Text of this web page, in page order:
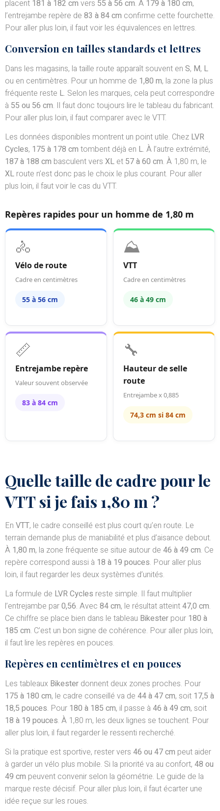
placent 181 à 182 cm vers 55 à 56 cm. À 179 à 180 cm,
l’entrejambe repère de 83 à 84 cm confirme cette fourchette.
Pour aller plus loin, il faut voir les équivalences en lettres.
Conversion en tailles standards et lettres
Dans les magasins, la taille route apparaît souvent en S, M, L
ou en centimètres. Pour un homme de 1,80 m, la zone la plus
fréquente reste L. Selon les marques, cela peut correspondre
à 55 ou 56 cm. Il faut donc toujours lire le tableau du fabricant.
Pour aller plus loin, il faut comparer avec le VTT.
Les données disponibles montrent un point utile. Chez LVR
Cycles, 175 à 178 cm tombent déjà en L. À l’autre extrémité,
187 à 188 cm basculent vers XL et 57 à 60 cm. À 1,80 m, le
XL route n’est donc pas le choix le plus courant. Pour aller
plus loin, il faut voir le cas du VTT.
Repères rapides pour un homme de 1,80 m
🚴
Vélo de route
Cadre en centimètres
55 à 56 cm
⛰️
VTT
Cadre en centimètres
46 à 49 cm
📏
Entrejambe repère
Valeur souvent observée
83 à 84 cm
🔧
Hauteur de selle
route
Entrejambe x 0,885
74,3 cm si 84 cm
Quelle taille de cadre pour le
VTT si je fais 1,80 m ?
En VTT, le cadre conseillé est plus court qu’en route. Le
terrain demande plus de maniabilité et plus d’aisance debout.
À 1,80 m, la zone fréquente se situe autour de 46 à 49 cm. Ce
repère correspond aussi à 18 à 19 pouces. Pour aller plus
loin, il faut regarder les deux systèmes d’unités.
La formule de LVR Cycles reste simple. Il faut multiplier
l’entrejambe par0,56. Avec 84 cm, le résultat atteint47,0 cm.
Ce chiffre se place bien dans le tableau Bikester pour 180 à
185 cm. C’est un bon signe de cohérence. Pour aller plus loin,
il faut lire les repères en pouces.
Repères en centimètres et en pouces
Les tableaux Bikester donnent deux zones proches. Pour
175 à 180 cm, le cadre conseillé va de 44 à 47 cm, soit 17,5 à
18,5 pouces. Pour 180 à 185 cm, il passe à 46 à 49 cm, soit
18 à 19 pouces. À 1,80 m, les deux lignes se touchent. Pour
aller plus loin, il faut regarder le ressenti recherché.
Si la pratique est sportive, rester vers 46 ou 47 cm peut aider
à garder un vélo plus mobile. Si la priorité va au confort, 48 ou
49 cm peuvent convenir selon la géométrie. Le guide de la
marque reste décisif. Pour aller plus loin, il faut écarter une
idée reçue sur les roues.